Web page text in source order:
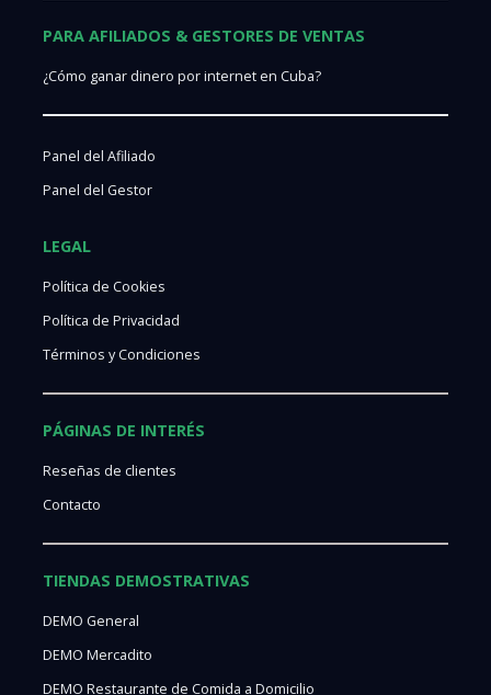
PARA AFILIADOS & GESTORES DE VENTAS
¿Cómo ganar dinero por internet en Cuba?
Panel del Afiliado
Panel del Gestor
LEGAL
Política de Cookies
Política de Privacidad
Términos y Condiciones
PÁGINAS DE INTERÉS
Reseñas de clientes
Contacto
TIENDAS DEMOSTRATIVAS
DEMO General
DEMO Mercadito
DEMO Restaurante de Comida a Domicilio